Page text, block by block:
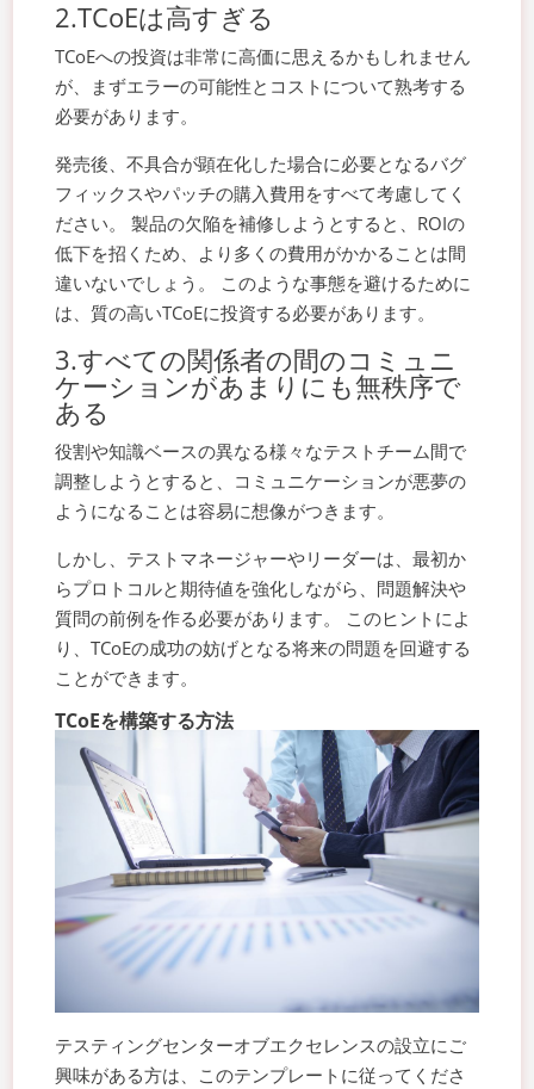
2.TCoEは高すぎる
TCoEへの投資は非常に高価に思えるかもしれません
が、まずエラーの可能性とコストについて熟考する
必要があります。
発売後、不具合が顕在化した場合に必要となるバグ
フィックスやパッチの購入費用をすべて考慮してく
ださい。 製品の欠陥を補修しようとすると、ROIの
低下を招くため、より多くの費用がかかることは間
違いないでしょう。 このような事態を避けるために
は、質の高いTCoEに投資する必要があります。
3.すべての関係者の間のコミュニ
ケーションがあまりにも無秩序で
ある
役割や知識ベースの異なる様々なテストチーム間で
調整しようとすると、コミュニケーションが悪夢の
ようになることは容易に想像がつきます。
しかし、テストマネージャーやリーダーは、最初か
らプロトコルと期待値を強化しながら、問題解決や
質問の前例を作る必要があります。 このヒントによ
り、TCoEの成功の妨げとなる将来の問題を回避する
ことができます。
TCoEを構築する方法
テスティングセンターオブエクセレンスの設立にご
興味がある方は、このテンプレートに従ってくださ